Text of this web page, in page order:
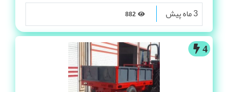
3 ماه پیش
4